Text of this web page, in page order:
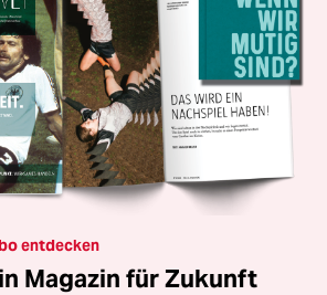
entdecken
Magazin für Zukunft